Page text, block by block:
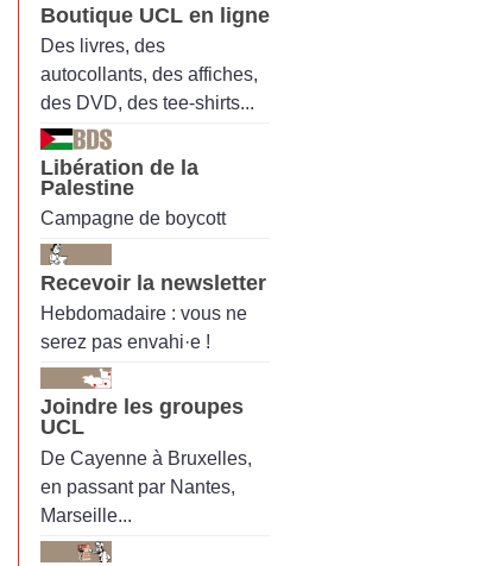
Boutique UCL en ligne
Des livres, des
autocollants, des affiches,
des DVD, des tee-shirts...
Libération de la
Palestine
Campagne de boycott
Recevoir la newsletter
Hebdomadaire : vous ne
serez pas envahi·e !
Joindre les groupes
UCL
De Cayenne à Bruxelles,
en passant par Nantes,
Marseille...